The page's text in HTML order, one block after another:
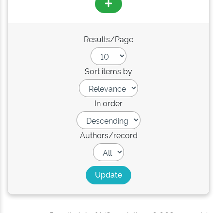
Results/Page
Sort items by
In order
Authors/record